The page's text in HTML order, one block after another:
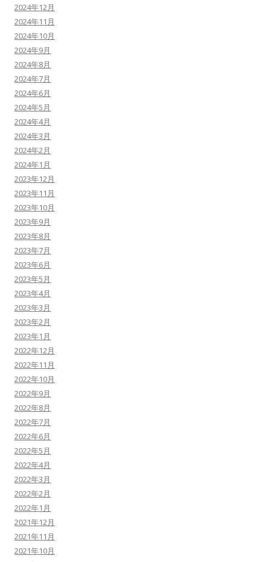
2024年12月
2024年11月
2024年10月
2024年9月
2024年8月
2024年7月
2024年6月
2024年5月
2024年4月
2024年3月
2024年2月
2024年1月
2023年12月
2023年11月
2023年10月
2023年9月
2023年8月
2023年7月
2023年6月
2023年5月
2023年4月
2023年3月
2023年2月
2023年1月
2022年12月
2022年11月
2022年10月
2022年9月
2022年8月
2022年7月
2022年6月
2022年5月
2022年4月
2022年3月
2022年2月
2022年1月
2021年12月
2021年11月
2021年10月